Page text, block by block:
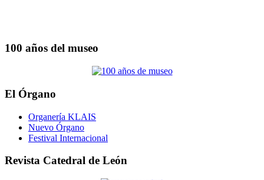
100 años del museo
El Órgano
Organería KLAIS
Nuevo Órgano
Festival Internacional
Revista Catedral de León